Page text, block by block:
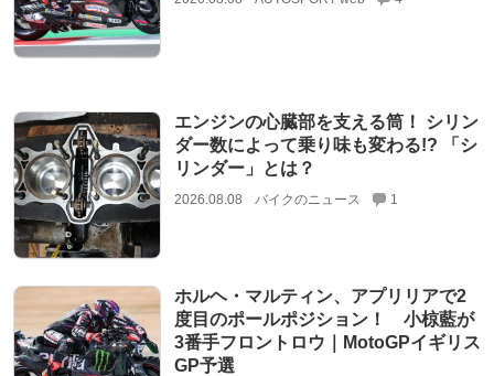
エンジンの心臓部を支える筒！ シリン
ダー数によって乗り味も変わる!? 「シ
リンダー」とは？
2026.08.08 バイクのニュース 1
ホルヘ・マルティン、アプリリアで2
度目のポールポジション！ 小椋藍が
3番手フロントロウ｜MotoGPイギリス
GP予選